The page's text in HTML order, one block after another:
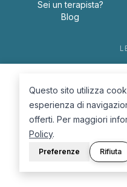
Sei un terapista?
Blog
© 2026 D.Lab
Questo sito utilizza
esperienza di
offerti. Per maggiori
Policy.
Preferenze Rifiuta